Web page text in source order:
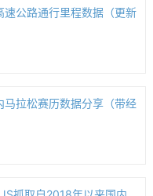
速公路通行里程数据（更新
马拉松赛历数据分享（带经